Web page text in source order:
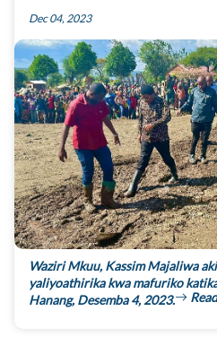
Dec 04, 2023
Waziri Mkuu, Kassim Majaliwa
yaliyoathirika kwa mafuriko
Hanang, Desemba 4, 2023.